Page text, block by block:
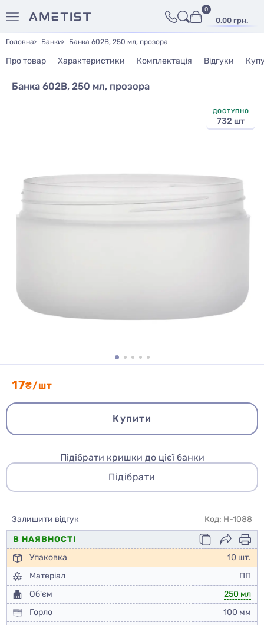
0.00 грн.
0
Головна Банки Банка 602В, 250 мл, прозора
Про товар Характеристики Комплектація Відгуки
Банка 602В, 250 мл, прозора
ДОСТУПНО
732 шт
17₴/шт
Купити
Підібрати кришки до цієї банки
Підібрати
Залишити відгук
Код: H-1088
В НАЯВНОСТІ
Упаковка
10 шт.
Матеріал
ПП
Об'єм
250 мл
Горло
100 мм